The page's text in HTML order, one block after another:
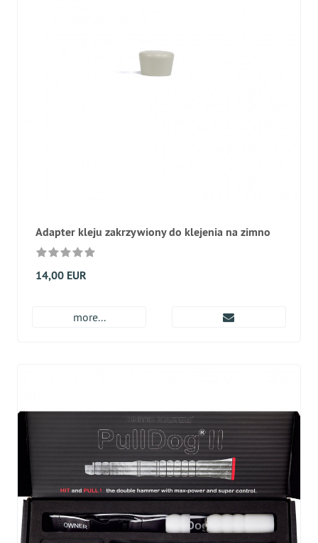
Adapter kleju zakrzywiony do klejenia na zimno
14,00 EUR
more...